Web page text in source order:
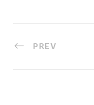
PREV